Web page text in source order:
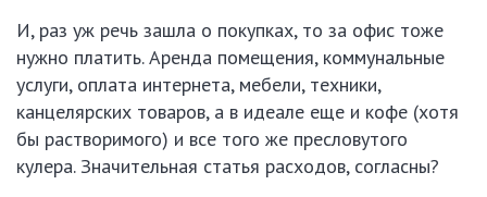
И, раз уж речь зашла о покупках, то за офис тоже
нужно платить. Аренда помещения, коммунальные
услуги, оплата интернета, мебели, техники,
канцелярских товаров, а в идеале еще и кофе (хотя
бы растворимого) и все того же пресловутого
кулера. Значительная статья расходов, согласны?